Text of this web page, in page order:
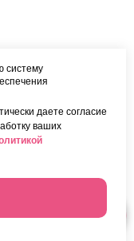
систему
даете согласие
ваших